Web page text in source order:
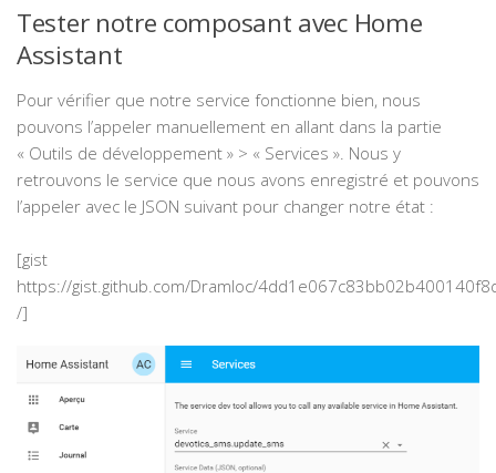
Tester notre composant avec Home
Assistant
Pour vérifier que notre service fonctionne bien, nous
pouvons l’appeler manuellement en allant dans la partie
« Outils de développement » > « Services ». Nous y
retrouvons le service que nous avons enregistré et pouvons
l’appeler avec le JSON suivant pour changer notre état :
[gist
https://gist.github.com/Dramloc/
/]